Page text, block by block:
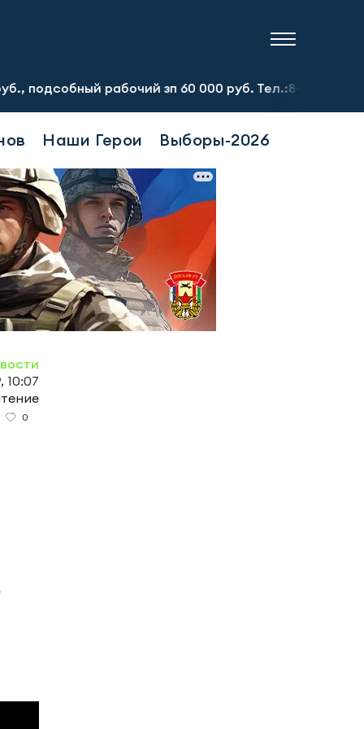
рабочий зп 60 000 руб. Тел.:8-917-913-20-71
Наши Герои Выборы-2026
10:07
0